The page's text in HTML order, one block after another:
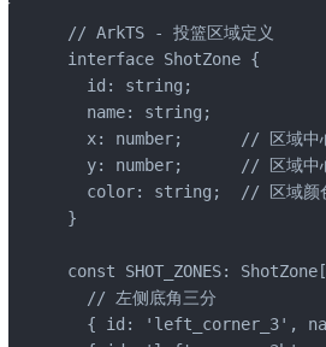
// ArkTS - 投篮区域定义
interface ShotZone {
  id: string;
  name: string;
x: number;      // 区域中
y: number;      // 区域中
color: string;  // 区域颜
}
const SHOT_ZONES:
  // 左侧底角三分
{ id: 'left_corner_3',